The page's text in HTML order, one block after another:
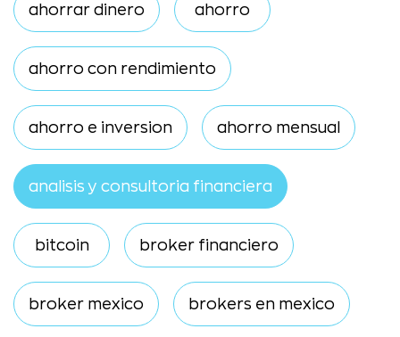
ahorrar dinero ahorro
ahorro con rendimiento
ahorro e inversion ahorro mensual
analisis y consultoria financiera
bitcoin broker financiero
broker mexico brokers en mexico